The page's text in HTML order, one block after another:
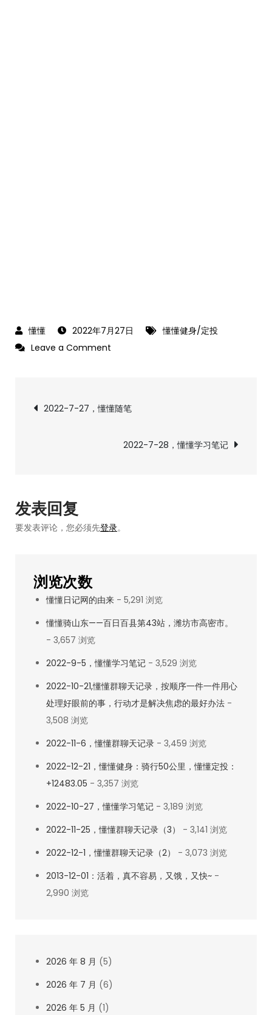
2022年7月27日
懂懂健身/定投
Leave a Comment
懂
化
习
笔
一
天
文
航
2022-7-27，懂懂随笔
2022-7-28，懂懂学习笔记
发表回复
要发表评论，您必须先登录。
浏览次数
懂懂日记网的由来 - 5,291 浏览
懂懂骑山东——百日百县第43站，潍坊市高密市。
- 3,657 浏览
2022-9-5，懂懂学习笔记 - 3,529 浏览
2022-10-21,懂懂群聊天记录，按顺序一件一件用心
处理好眼前的事，行动才是解决焦虑的最好办法 -
3,508 浏览
2022-11-6，懂懂群聊天记录 - 3,459 浏览
2022-12-21，懂懂健身：骑行50公里，懂懂定投：
+12483.05 - 3,357 浏览
2022-10-27，懂懂学习笔记 - 3,189 浏览
2022-11-25，懂懂群聊天记录（3）
- 3,141 浏览
2022-12-1，懂懂群聊天记录（2）
- 3,073 浏览
2013-12-01：活着，真不容易，又饿，又快~ -
2,990 浏览
2026 年 8 月 (5)
2026 年 7 月 (6)
2026 年 5 月 (1)